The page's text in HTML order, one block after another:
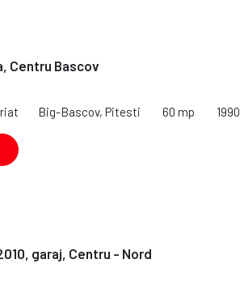
Centru Bascov
Big-Bascov, Pitesti 60 mp 1990
garaj, Centru - Nord